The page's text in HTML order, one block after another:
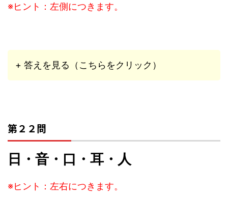
※ヒント：左側につきます。
+ 答えを見る（こちらをクリック）
第２２問
日・音・口・耳・人
※ヒント：左右につきます。